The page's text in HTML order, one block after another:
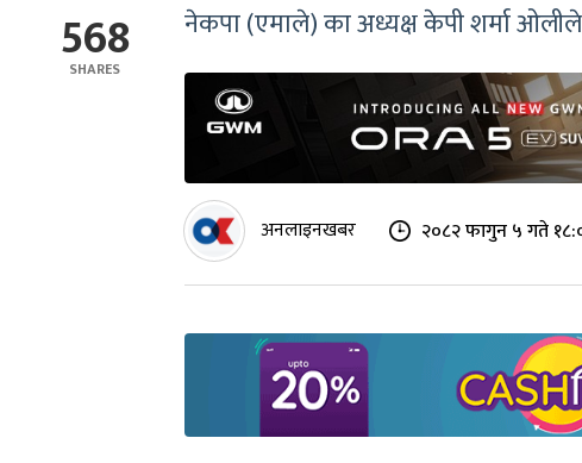
568
SHARES
नेकपा (एमाले) का अध्यक्ष केपी शर्मा ओलीले
अनलाइनखबर २०८२ फागुन ५ गते